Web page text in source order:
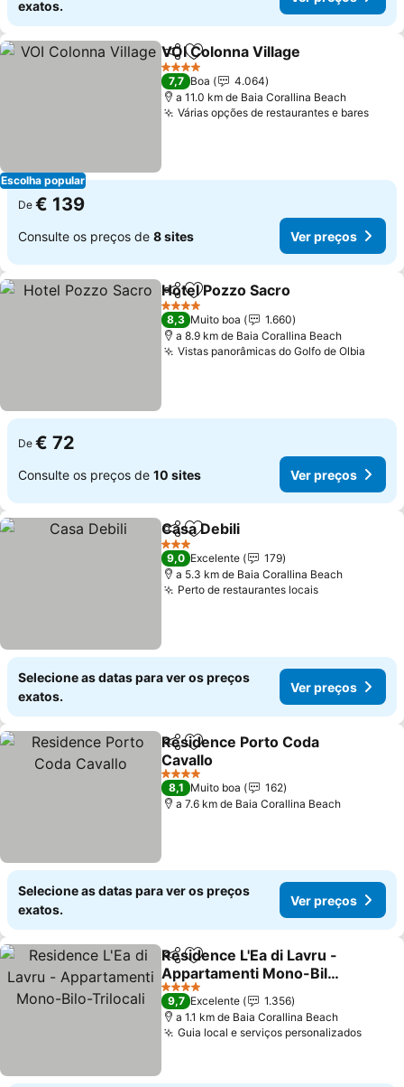
exatos.
Escolha popular
PartilharAdicionar aos favoritos
VOI Colonna Village
4 Estrelas
7,7 Boa
4.064
a 11.0 km de Baia Corallina Beach
Várias opções de restaurantes e baresVer
De € 139
Consulte os preços de 8 sites Ver preços
PartilharAdicionar aos favoritos
Hotel Pozzo Sacro
4 Estrelas
8,3 Muito boa
1.660
a 8.9 km de Baia Corallina Beach
Vistas panorâmicas do Golfo de Olbia
De € 72
Consulte os preços de 10 sites Ver preços
PartilharAdicionar aos favoritos
Casa Debili
3 Estrelas
9,0 Excelente
179
a 5.3 km de Baia Corallina Beach
Perto de restaurantes locaisVer preços
Selecione as datas para ver os preços
exatos.
Ver preços
PartilharAdicionar aos favoritos
Residence Porto Coda
Cavallo
Ver preços
4 Estrelas
8,1 Muito boa
162
a 7.6 km de Baia Corallina Beach
Selecione as datas para ver os preços
exatos.
Ver preços
PartilharAdicionar aos favoritos
Residence L'Ea di Lavru -
Appartamenti Mono-Bilo-
Trilocali
Ver preços
4 Estrelas
9,7 Excelente
1.356
a 1.1 km de Baia Corallina Beach
Guia local e serviços personalizadosVer